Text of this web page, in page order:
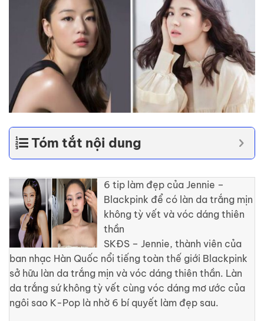
Tóm tắt nội dung
6 tip làm đẹp của Jennie –
Blackpink để có làn da trắng mịn
không tỳ vết và vóc dáng thiên
thần
SKĐS – Jennie, thành viên của
ban nhạc Hàn Quốc nổi tiếng toàn thế giới Blackpink
sở hữu làn da trắng mịn và vóc dáng thiên thần. Làn
da trắng sứ không tỳ vết cùng vóc dáng mơ ước của
ngôi sao K-Pop là nhờ 6 bí quyết làm đẹp sau.